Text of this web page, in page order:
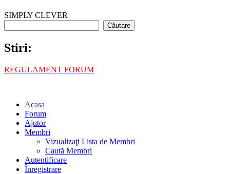
SIMPLY CLEVER
Stiri:
REGULAMENT FORUM
Acasa
Forum
Ajutor
Membri
Vizualizaţi Lista de Membri
Caută Membri
Autentificare
Înregistrare